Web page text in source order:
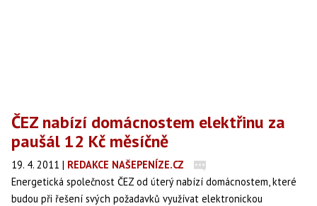
ČEZ nabízí domácnostem elektřinu za
paušál 12 Kč měsíčně
19. 4. 2011 | REDAKCE NAŠEPENÍZE.CZ
Energetická společnost ČEZ od úterý nabízí domácnostem, které
budou při řešení svých požadavků využívat elektronickou